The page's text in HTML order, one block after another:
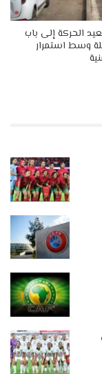
الحركة إلى باب
وسط استمرار